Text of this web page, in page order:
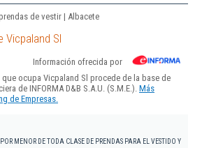
de vestir | Albacete
Vicpaland Sl
Información ofrecida por
ocupa Vicpaland Sl procede de la base de
de INFORMA D&B S.A.U. (S.M.E.). Más
de Empresas.
MENOR DE TODA CLASE DE PRENDAS PARA EL VESTIDO Y